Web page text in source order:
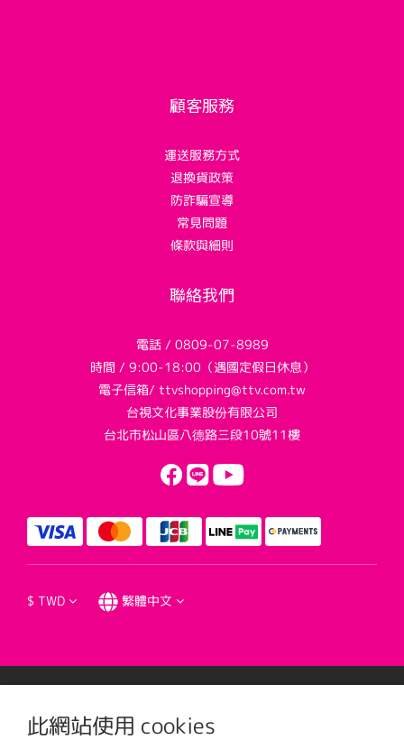
此網站使用 cookies
顧客服務
運送服務方式
退換貨政策
防詐騙宣導
常見問題
條款與細則
聯絡我們
電話 / 0809-07-8989
時間 / 9:00-18:00（遇國定假日休息）
電子信箱/ ttvshopping@ttv.com.tw
台視文化事業股份有限公司
台北市松山區八德路三段10號11樓
$ TWD 繁體中文